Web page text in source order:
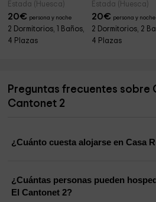
Estada (Huesca)
20€ persona y noche
2 Dormitorios, 1 Baños,
4 Plazas
Estada (Huesca)
20€ persona y noche
2 Dormitorios, 2
4 Plazas
Preguntas frecuentes sobre
Cantonet 2
¿Cuánto cuesta alojarse en Casa
¿Cuántas personas pueden
El Cantonet 2?